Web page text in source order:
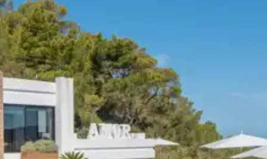
la destination ou la disponibilité. Notre conciergerie vous